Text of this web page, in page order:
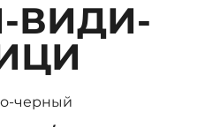
ВИДИ-
черный